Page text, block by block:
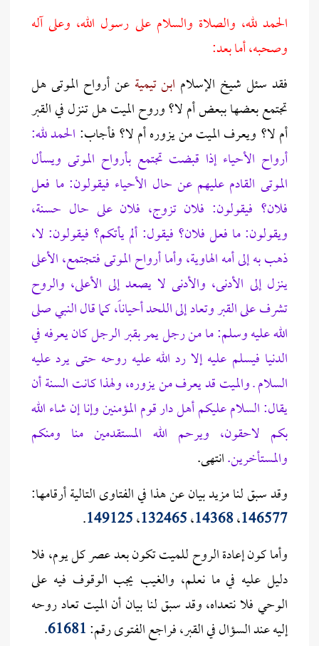
الحمد لله، والصلاة والسلام على رسول الله، وعلى آله
وصحبه، أما بعد:
فقد سئل شيخ الإسلام ابن تيمية عن أرواح الموتى هل
تجتمع بعضها ببعض أم لا؟ وروح الميت هل تنزل في القبر
أم لا؟ ويعرف الميت من يزوره أم لا؟ فأجاب: الحمد لله:
أرواح الأحياء إذا قبضت تجتمع بأرواح الموتى ويسأل
الموتى القادم عليهم عن حال الأحياء فيقولون: ما فعل
فلان؟ فيقولون: فلان تزوج، فلان على حال حسنة،
ويقولون: ما فعل فلان؟ فيقول: ألم يأتكم؟ فيقولون: لا،
ذهب به إلى أمه الهاوية،وأما أرواح الموتى فتجتمع، الأعلى
ينزل إلى الأدنى، والأدنى لا يصعد إلى الأعلى، والروح
تشرف على القبر وتعاد إلى اللحد أحياناً، كما قال النبي صلى
الله عليه وسلم: ما من رجل يمر بقبر الرجل كان يعرفه في
الدنيا فيسلم عليه إلا رد الله عليه روحه حتى يرد عليه
السلام ـ والميت قد يعرف من يزوره، ولهذا كانت السنة أن
يقال: السلام عليكم أهل دار قوم المؤمنين وإنا إن شاء الله
بكم لاحقون، ويرحم الله المستقدمين منا ومنكم
والمستأخرين.انتهى.
وقد سبق لنا مزيد بيان عن هذا في الفتاوى التالية أرقامها:
146577،14368،132465،149125
.
وأما كون إعادة الروح للميت تكون بعد عصر كل يوم، فلا
دليل عليه في ما نعلم، والغيب يجب الوقوف فيه على
الوحي فلا نتعداه، وقد سبق لنا بيان أن الميت تعاد روحه
إليه عند السؤال في القبر، فراجع الفتوى رقم:61681
.